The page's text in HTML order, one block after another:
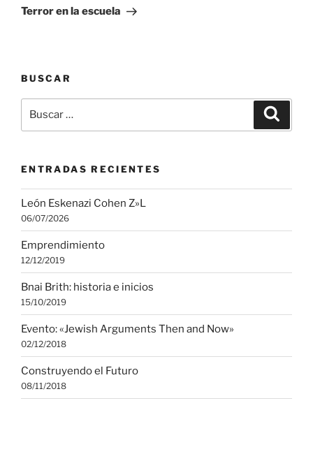
entrada
Terror en la escuela
BUSCAR
por:
ENTRADAS RECIENTES
León Eskenazi Cohen Z»L
06/07/2026
Emprendimiento
12/12/2019
Bnai Brith: historia e inicios
15/10/2019
Evento: «Jewish Arguments Then and Now»
02/12/2018
Construyendo el Futuro
08/11/2018